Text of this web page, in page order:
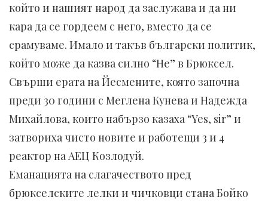
който и нашият народ да заслужава и да ни
кара да се гордеем с него, вместо да се
срамуваме. Имало и такъв български политик,
който може да казва силно “Не” в Брюксел.
Свърши ерата на Йесмените, която започна
преди 30 години с Меглена Кунева и Надежда
Михайлова, които набързо казаха “Yes, sir” и
затвориха чисто новите и работещи 3 и 4
реактор на АЕЦ Козлодуй.
Еманацията на слагачеството пред
брюкселските лелки и чичковци стана Бойко